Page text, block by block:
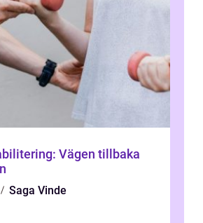
Vägen tillbaka
Saga Vinde